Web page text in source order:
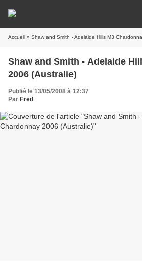
Accueil » Shaw and Smith - Adelaide Hills M3
Shaw and Smith - Adelaide
2006 (Australie)
Publié le 13/05/2008 à 12:37
Par Fred